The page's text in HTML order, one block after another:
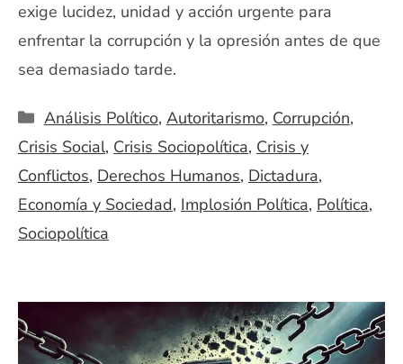
exige lucidez, unidad y acción urgente para
enfrentar la corrupción y la opresión antes de que
sea demasiado tarde.
Categorías
Análisis Político, Autoritarismo, Corrupción,
Crisis Social, Crisis Sociopolítica, Crisis y
Conflictos, Derechos Humanos, Dictadura,
Economía y Sociedad, Implosión Política, Política,
Sociopolítica